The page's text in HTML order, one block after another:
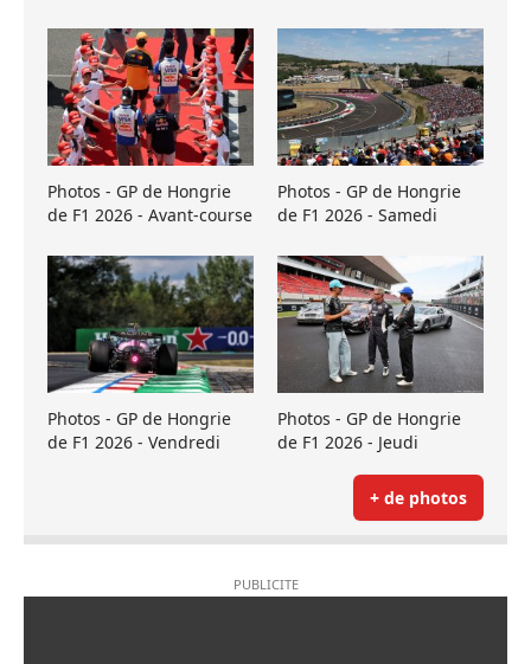
Photos - GP de Hongrie
de F1 2026 - Avant-course
Photos - GP de Hongrie
de F1 2026 - Samedi
Photos - GP de Hongrie
de F1 2026 - Vendredi
Photos - GP de Hongrie
de F1 2026 - Jeudi
+ de photos